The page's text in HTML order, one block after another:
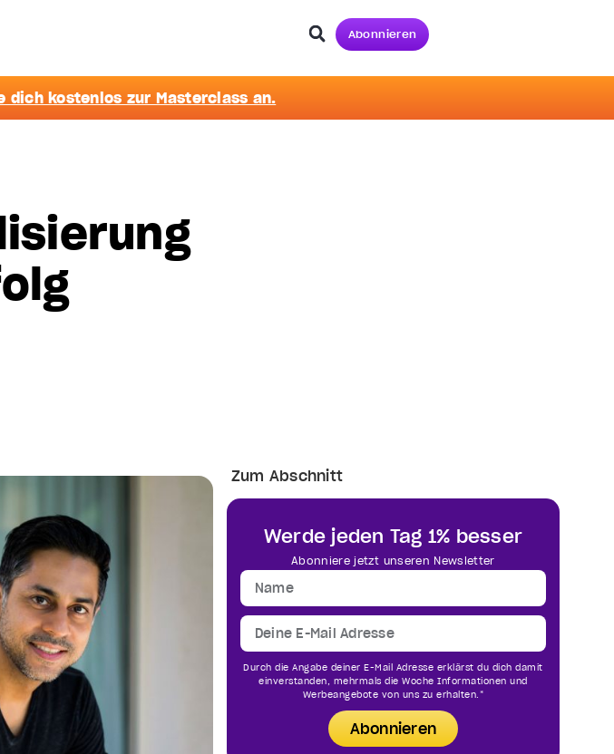
Abonnieren
dich kostenlos zur Masterclass an.
Zum Abschnitt
Werde jeden Tag 1% besser
Abonniere jetzt unseren Newsletter
Durch die Angabe deiner E-Mail Adresse erklärst du dich damit
einverstanden, mehrmals die Woche Informationen und
Werbeangebote von uns zu erhalten.*
Abonnieren